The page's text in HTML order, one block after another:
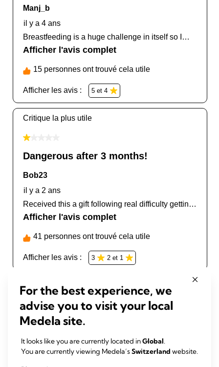
For the best experience, we
advise you to visit your local
Medela site.
It looks like you are currently located inGlobal.
You are currently viewing Medela’sSwitzerland website.